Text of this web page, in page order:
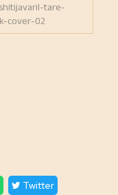
Twitter